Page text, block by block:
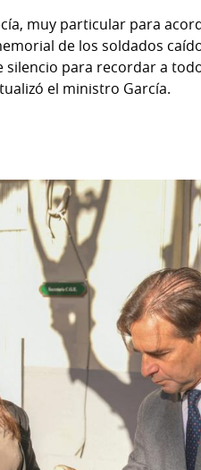
muy particular para
de los soldados
para recordar a
el ministro García.